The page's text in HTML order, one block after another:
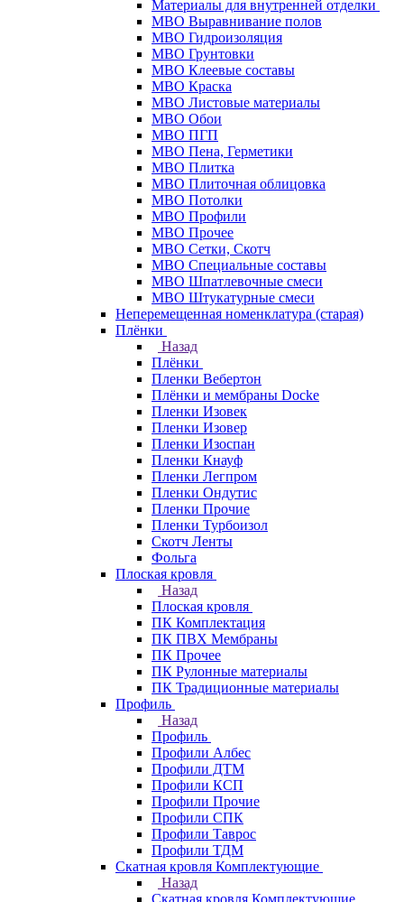
Материалы для внутренней отделки
МВО Выравнивание полов
МВО Гидроизоляция
МВО Грунтовки
МВО Клеевые составы
МВО Краска
МВО Листовые материалы
МВО Обои
МВО ПГП
МВО Пена, Герметики
МВО Плитка
МВО Плиточная облицовка
МВО Потолки
МВО Профили
МВО Прочее
МВО Сетки, Скотч
МВО Специальные составы
МВО Шпатлевочные смеси
МВО Штукатурные смеси
Неперемещенная номенклатура (старая)
Плёнки
Назад
Плёнки
Пленки Вебертон
Плёнки и мембраны Docke
Пленки Изовек
Пленки Изовер
Пленки Изоспан
Пленки Кнауф
Пленки Легпром
Пленки Ондутис
Пленки Прочие
Пленки Турбоизол
Скотч Ленты
Фольга
Плоская кровля
Назад
Плоская кровля
ПК Комплектация
ПК ПВХ Мембраны
ПК Прочее
ПК Рулонные материалы
ПК Традиционные материалы
Профиль
Назад
Профиль
Профили Албес
Профили ДТМ
Профили КСП
Профили Прочие
Профили СПК
Профили Таврос
Профили ТДМ
Скатная кровля Комплектующие
Назад
Скатная кровля Комплектующие